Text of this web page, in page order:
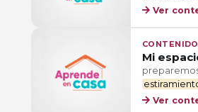
Ver
Mi
Ver